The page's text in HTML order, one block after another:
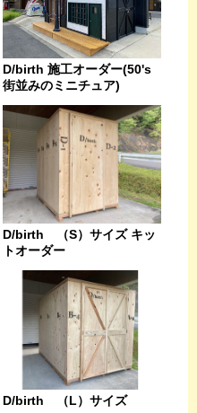
D/birth 施工オーダー(50's
街並みのミニチュア)
D/birth （S）サイズ キッ
トオーダー
D/birth （L）サイズ